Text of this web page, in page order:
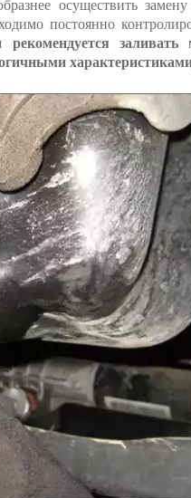
осуществить
постоянно